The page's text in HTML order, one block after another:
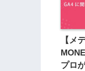
【メ
プロ